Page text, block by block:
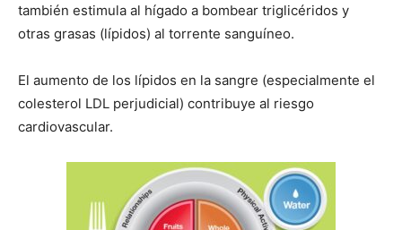
también estimula al hígado a bombear triglicéridos y
otras grasas (lípidos) al torrente sanguíneo.
El aumento de los lípidos en la sangre (especialmente el
colesterol LDL perjudicial) contribuye al riesgo
cardiovascular.